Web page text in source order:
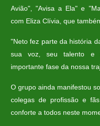
Avião", "Avisa a Ela" e
com Eliza Clívia, que
"Neto fez parte da história
sua voz, seu talento e
importante fase da nossa
O grupo ainda manifestou
colegas de profissão e
conforte a todos neste